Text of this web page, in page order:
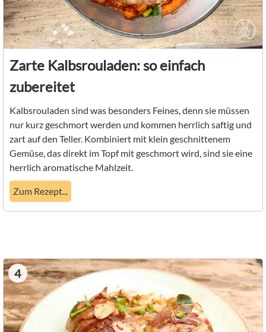
Zarte Kalbsrouladen: so einfach
zubereitet
Kalbsrouladen sind was besonders Feines, denn sie müssen
nur kurz geschmort werden und kommen herrlich saftig und
zart auf den Teller. Kombiniert mit klein geschnittenem
Gemüse, das direkt im Topf mit geschmort wird, sind sie eine
herrlich aromatische Mahlzeit.
Zum Rezept...
4